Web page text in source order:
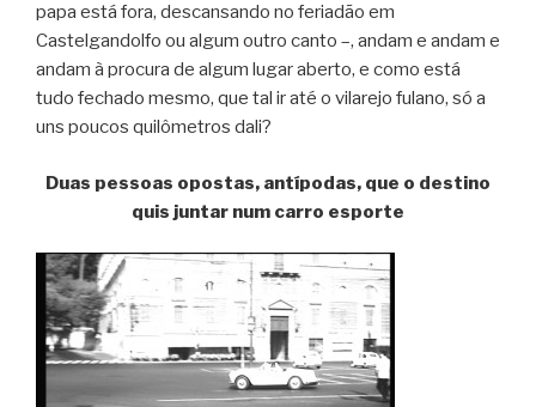
papa está fora, descansando no feriadão em
Castelgandolfo ou algum outro canto –, andam e andam e
andam à procura de algum lugar aberto, e como está
tudo fechado mesmo, que tal ir até o vilarejo fulano, só a
uns poucos quilômetros dali?
Duas pessoas opostas, antípodas, que o destino
quis juntar num carro esporte